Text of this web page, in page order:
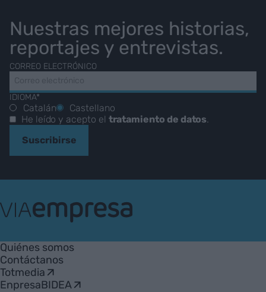
Nuestras mejores historias,
reportajes y entrevistas.
CORREO ELECTRÓNICO
IDIOMA*
Catalán
Castellano
He leído y acepto el tratamiento de datos
Suscribirse
Empresa
Quiénes somos
Contáctanos
Totmedia
EnpresaBIDEA